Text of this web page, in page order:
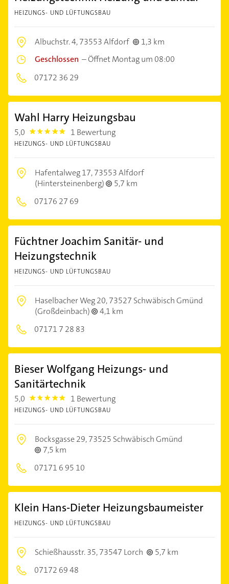
HEIZUNGS- UND LÜFTUNGSBAU
Albuchstr. 4,73553 Alfdorf
1,3 km
Geschlossen –Öffnet Montag um 08:00
07172 36 29
Wahl Harry Heizungsbau
5,0 5.0 1 Bewertung
HEIZUNGS- UND LÜFTUNGSBAU
Hafentalweg 17,73553 Alfdorf
(Hintersteinenberg)
5,7 km
07176 27 69
Füchtner Joachim Sanitär- und
Heizungstechnik
HEIZUNGS- UND LÜFTUNGSBAU
Haselbacher Weg 20,73527 Schwäbisch Gmünd
(Großdeinbach)
4,1 km
07171 7 28 83
Bieser Wolfgang Heizungs- und
Sanitärtechnik
5,0 5.0 1 Bewertung
HEIZUNGS- UND LÜFTUNGSBAU
Bocksgasse 29,73525 Schwäbisch Gmünd
7,5 km
07171 6 95 10
Klein Hans-Dieter Heizungsbaumeister
HEIZUNGS- UND LÜFTUNGSBAU
Schießhausstr. 35,73547 Lorch
5,7 km
07172 69 48